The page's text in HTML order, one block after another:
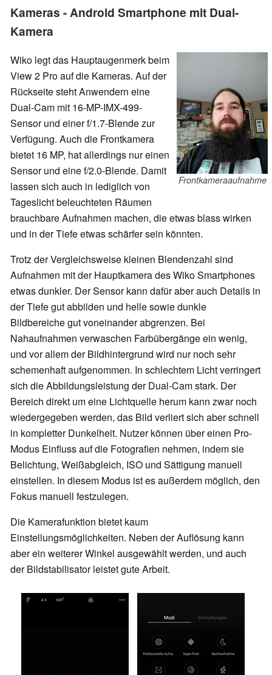
Kameras - Android Smartphone mit Dual-
Kamera
Frontkameraaufnahme
Wiko legt das Hauptaugenmerk beim
View 2 Pro auf die Kameras. Auf der
Rückseite steht Anwendern eine
Dual-Cam mit 16-MP-IMX-499-
Sensor und einer f/1.7-Blende zur
Verfügung. Auch die Frontkamera
bietet 16 MP, hat allerdings nur einen
Sensor und eine f/2.0-Blende. Damit
lassen sich auch in lediglich von
Tageslicht beleuchteten Räumen
brauchbare Aufnahmen machen, die etwas blass wirken
und in der Tiefe etwas schärfer sein könnten.
Trotz der Vergleichsweise kleinen Blendenzahl sind
Aufnahmen mit der Hauptkamera des Wiko Smartphones
etwas dunkler. Der Sensor kann dafür aber auch Details in
der Tiefe gut abbilden und helle sowie dunkle
Bildbereiche gut voneinander abgrenzen. Bei
Nahaufnahmen verwaschen Farbübergänge ein wenig,
und vor allem der Bildhintergrund wird nur noch sehr
schemenhaft aufgenommen. In schlechtem Licht verringert
sich die Abbildungsleistung der Dual-Cam stark. Der
Bereich direkt um eine Lichtquelle herum kann zwar noch
wiedergegeben werden, das Bild verliert sich aber schnell
in kompletter Dunkelheit. Nutzer können über einen Pro-
Modus Einfluss auf die Fotografien nehmen, indem sie
Belichtung, Weißabgleich, ISO und Sättigung manuell
einstellen. In diesem Modus ist es außerdem möglich, den
Fokus manuell festzulegen.
Die Kamerafunktion bietet kaum
Einstellungsmöglichkeiten. Neben der Auflösung kann
aber ein weiterer Winkel ausgewählt werden, und auch
der Bildstabilisator leistet gute Arbeit.